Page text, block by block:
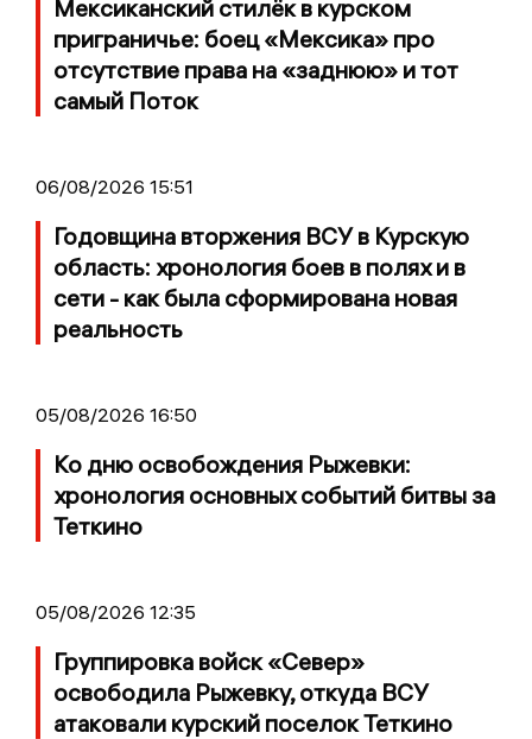
Мексиканский стилёк в курском
приграничье: боец «Мексика» про
отсутствие права на «заднюю» и тот
самый Поток
06/08/2026 15:51
Годовщина вторжения ВСУ в Курскую
область: хронология боев в полях и в
сети - как была сформирована новая
реальность
05/08/2026 16:50
Ко дню освобождения Рыжевки:
хронология основных событий битвы за
Теткино
05/08/2026 12:35
Группировка войск «Север»
освободила Рыжевку, откуда ВСУ
атаковали курский поселок Теткино